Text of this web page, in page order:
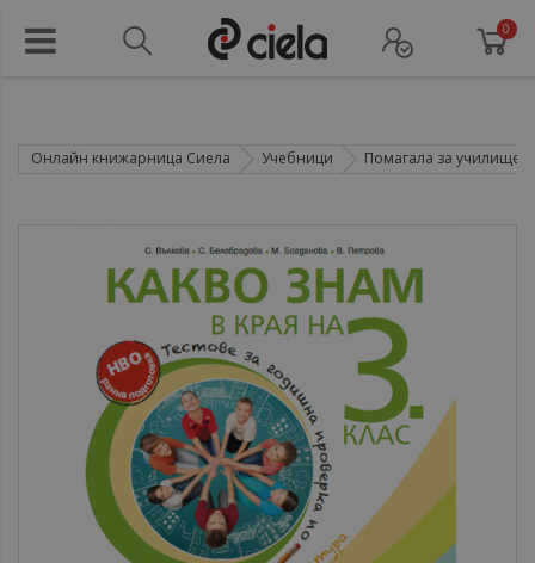
0
Онлайн книжарница Сиела Учебници Помагала за училище